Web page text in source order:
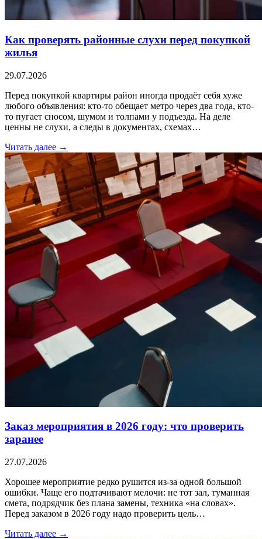
Как проверять районные слухи перед покупкой
жилья
29.07.2026
Перед покупкой квартиры район иногда продаёт себя хуже
любого объявления: кто-то обещает метро через два года, кто-
то пугает сносом, шумом и толпами у подъезда. На деле
ценны не слухи, а следы в документах, схемах…
Читать далее →
Заказ мероприятия в 2026 году: что проверить
заранее
27.07.2026
Хорошее мероприятие редко рушится из-за одной большой
ошибки. Чаще его подтачивают мелочи: не тот зал, туманная
смета, подрядчик без плана замены, техника «на словах».
Перед заказом в 2026 году надо проверить цель…
Читать далее →